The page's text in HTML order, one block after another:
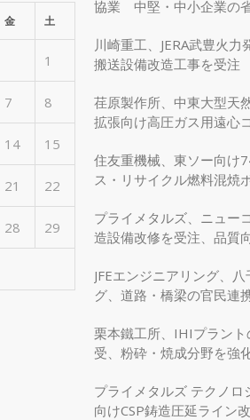
金 土
1
7 8
14 15
21 22
28 29
協業 中堅・中小企業の
川崎重工、JERA武豊火力
搬送設備改造工事を受注
荏原製作所、中東大型天
拡張向け高圧ガス用遠心
住友重機械、東ソー向け
ス・リサイクル燃料混焼
プライメタルズ、ニュー
造設備改修を受注、品質
JFEエンジニアリング、
グ、道路・橋梁の官民連
栗本鐵工所、IHIプラン
受、粉砕・焼成分野を強
プライメタルズ テクノロ
向けCSP鋳造圧延ライン